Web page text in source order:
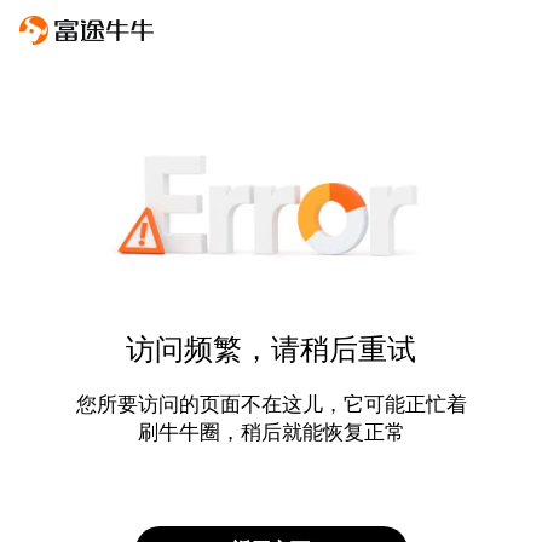
访问频繁，请稍后重试
您所要访问的页面不在这儿，它可能正忙着
刷牛牛圈，稍后就能恢复正常